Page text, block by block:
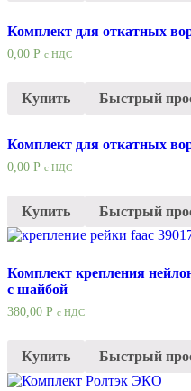
Комплект для откатных
0,00 Р с НДС
Купить Быстрый
Комплект для откатных
0,00 Р с НДС
Купить Быстрый
Комплект крепления
с шайбой
380,00 Р с НДС
Купить Быстрый